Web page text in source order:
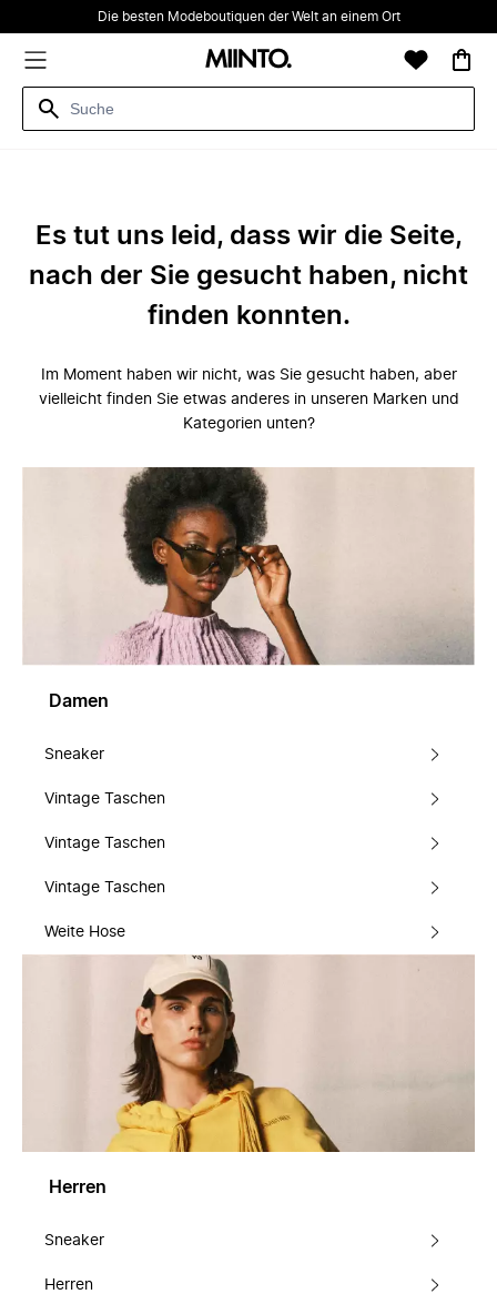
Die besten Modeboutiquen der Welt an einem Ort
Es tut uns leid, dass wir die Seite,
nach der Sie gesucht haben, nicht
finden konnten.
Im Moment haben wir nicht, was Sie gesucht haben, aber
vielleicht finden Sie etwas anderes in unseren Marken und
Kategorien unten?
Damen
Sneaker
Vintage Taschen
Vintage Taschen
Vintage Taschen
Weite Hose
Herren
Sneaker
Herren